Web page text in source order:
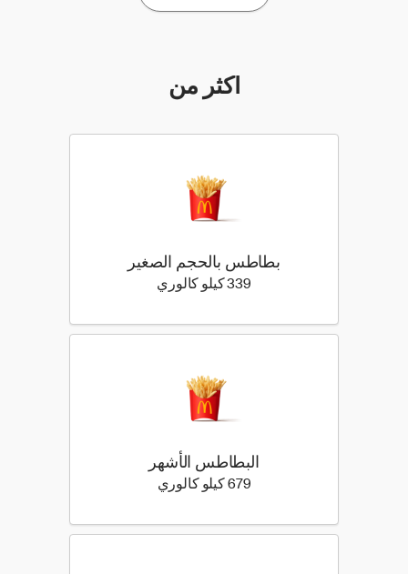
أكثر من
بطاطس بالحجم الصغير
339 كيلو كالوري 339 كيلو سعرة حرارية
البطاطس الأشهر
679 كيلو كالوري